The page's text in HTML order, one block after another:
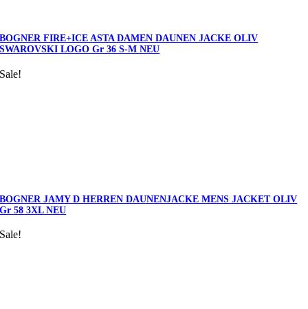
BOGNER FIRE+ICE ASTA DAMEN DAUNEN JACKE OLIV
SWAROVSKI LOGO Gr 36 S-M NEU
Sale!
BOGNER JAMY D HERREN DAUNENJACKE MENS JACKET OLIV
Gr 58 3XL NEU
Sale!